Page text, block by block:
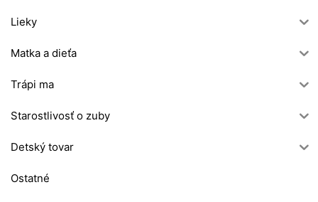
Lieky
Matka a dieťa
Trápi ma
Starostlivosť o zuby
Detský tovar
Ostatné